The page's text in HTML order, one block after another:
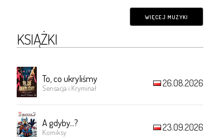
WIĘCEJ MUZYKI
KSIĄŻKI
To, co ukryliśmy
Sensacja i Kryminał 26.08.2026
A gdyby...?
Komiksy 23.09.2026